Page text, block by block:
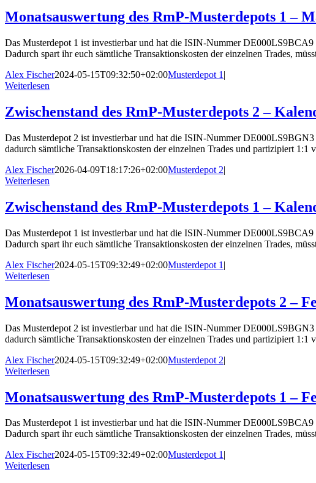
Monatsauswertung des RmP-Musterdepots 1 –
Das Musterdepot 1 ist investierbar und hat die ISIN-Nummer
Dadurch spart ihr euch sämtliche Transaktionskosten der einzelnen Trades,
Alex Fischer2024-05-15T09:32:50+02:00Musterdepot 1 |
Weiterlesen
Zwischenstand des RmP-Musterdepots 2 –
Das Musterdepot 2 ist investierbar und hat die ISIN-Nummer
dadurch sämtliche Transaktionskosten der einzelnen Trades und partizipiert
Alex Fischer2026-04-09T18:17:26+02:00Musterdepot 2|
Weiterlesen
Zwischenstand des RmP-Musterdepots 1 –
Das Musterdepot 1 ist investierbar und hat die ISIN-Nummer
Dadurch spart ihr euch sämtliche Transaktionskosten der einzelnen Trades,
Alex Fischer2024-05-15T09:32:49+02:00Musterdepot 1 |
Weiterlesen
Monatsauswertung des RmP-Musterdepots 2 –
Das Musterdepot 2 ist investierbar und hat die ISIN-Nummer
dadurch sämtliche Transaktionskosten der einzelnen Trades und partizipiert
Alex Fischer2024-05-15T09:32:49+02:00Musterdepot 2|
Weiterlesen
Monatsauswertung des RmP-Musterdepots 1 –
Das Musterdepot 1 ist investierbar und hat die ISIN-Nummer
Dadurch spart ihr euch sämtliche Transaktionskosten der einzelnen Trades,
Alex Fischer2024-05-15T09:32:49+02:00Musterdepot 1
Weiterlesen